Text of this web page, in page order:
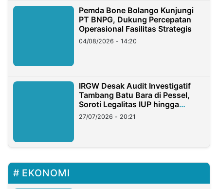
Pemda Bone Bolango Kunjungi
PT BNPG, Dukung Percepatan
Operasional Fasilitas Strategis
04/08/2026 - 14:20
IRGW Desak Audit Investigatif
Tambang Batu Bara di Pessel,
Soroti Legalitas IUP hingga
Stockpile
27/07/2026 - 20:21
EKONOMI